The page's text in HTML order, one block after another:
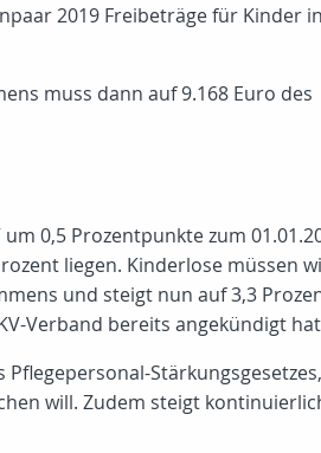
2019 Freibeträge für Kinder in
muss dann auf 9.168 Euro des
0,5 Prozentpunkte zum
liegen. Kinderlose müssen
und steigt nun auf 3,3
Verband bereits angekündigt
will. Zudem steigt